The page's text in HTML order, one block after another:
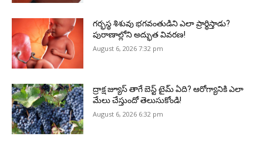
గర్భస్థ శిశువు భగవంతుడిని ఎలా ప్రార్థిస్తాడు?
పురాణాల్లోని అద్భుత వివరణ!
August 6, 2026 7:32 pm
ద్రాక్ష జ్యూస్ తాగే బెస్ట్ టైమ్ ఏది? ఆరోగ్యానికి ఎలా
మేలు చేస్తుందో తెలుసుకోండి!
August 6, 2026 6:32 pm